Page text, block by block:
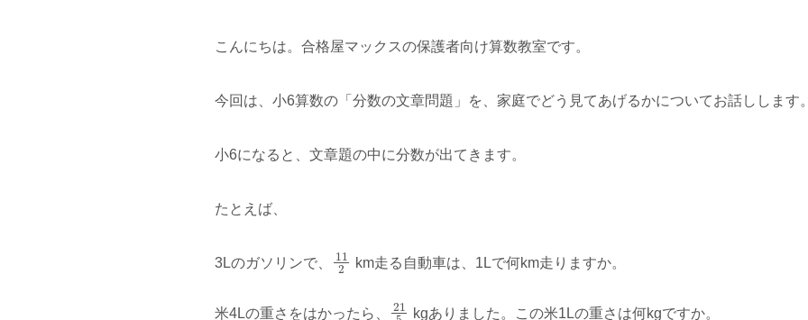
こんにちは。合格屋マックスの保護者向け算数教室です。
今回は、小6算数の「分数の文章問題」を、家庭でどう見てあげるかについてお話しします
小6になると、文章題の中に分数が出てきます。
たとえば、
3Lのガソリンで、
11 2
km走る自動車は、1Lで何km走りますか。
米4Lの重さをはかったら、
21 5
kgありました。この米1Lの重さは何kgですか。